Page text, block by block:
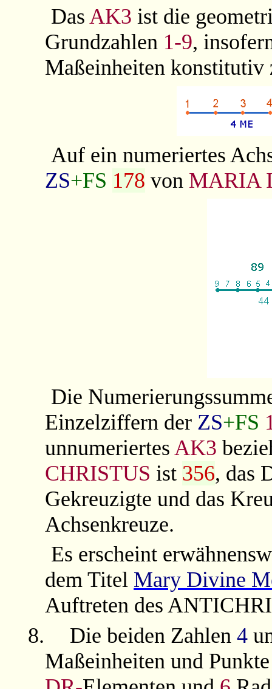
Das AK3 ist die
Grundzahlen 1-9,
Maßeinheiten konstitutiv
Auf ein numeriertes
ZS+FS 178 von MARIA
Die
Einzelziffern der ZS+FS
unnumeriertesAK3
CHRISTUS ist 356, das
Gekreuzigte und das
Achsenkreuze.
Es erscheint
dem Titel Mary Divine
Auftreten des
8.
Die beiden Zahlen 4
Maßeinheiten und